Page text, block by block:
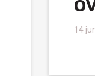
14